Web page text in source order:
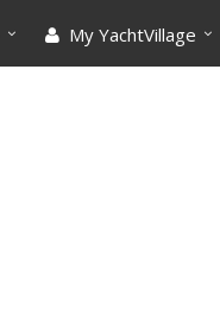
My YachtVillage